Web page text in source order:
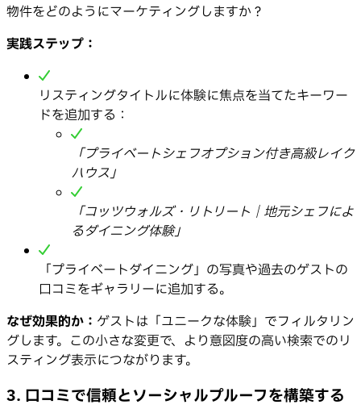
物件をどのようにマーケティングしますか？
実践ステップ：
リスティングタイトルに体験に焦点を当てたキーワー
ドを追加する：
「プライベートシェフオプション付き高級レイク
ハウス」
「コッツウォルズ・リトリート｜地元シェフによ
るダイニング体験」
「プライベートダイニング」の写真や過去のゲストの
口コミをギャラリーに追加する。
なぜ効果的か： ゲストは「ユニークな体験」でフィルタリン
グします。この小さな変更で、より意図度の高い検索でのリ
スティング表示につながります。
3. 口コミで信頼とソーシャルプルーフを構築する